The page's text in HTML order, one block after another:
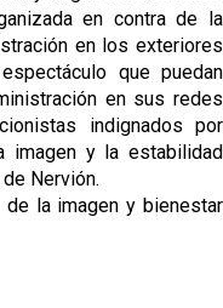
en contra de la
en los exteriores
que puedan
en sus redes
indignados por
imagen y la estabilidad
Nervión.
la imagen y bienestar